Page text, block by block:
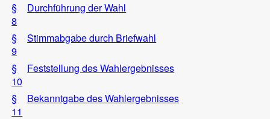
§
8
Durchführung der Wahl
§
9
Stimmabgabe durch Briefwahl
§
10
Feststellung des Wahlergebnisses
§
11
Bekanntgabe des Wahlergebnisses